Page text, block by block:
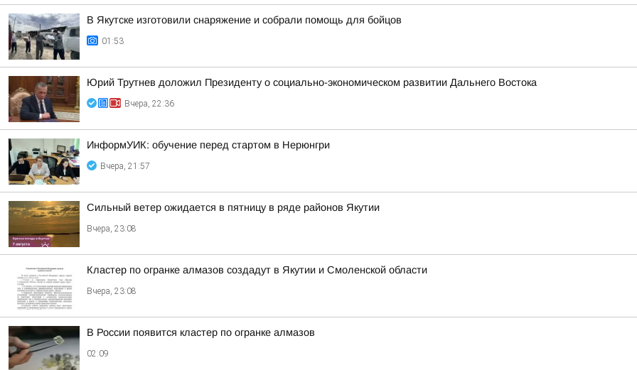
В Якутске изготовили снаряжение и собрали помощь для бойцов
01:53
Юрий Трутнев доложил Президенту о социально-экономическом развитии Дальнего Востока
Вчера, 22:36
ИнформУИК: обучение перед стартом в Нерюнгри
Вчера, 21:57
Сильный ветер ожидается в пятницу в ряде районов Якутии
Вчера, 23:08
Кластер по огранке алмазов создадут в Якутии и Смоленской области
Вчера, 23:08
В России появится кластер по огранке алмазов
02:09